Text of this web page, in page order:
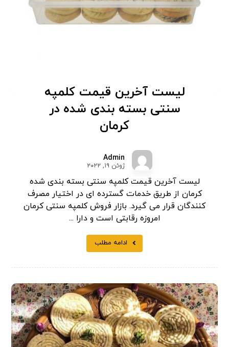
لیست آخرین قیمت کلمپه
سنتی بسته بندی شده در
کرمان
Admin
ژوئن ۱۹, ۲۰۲۲
لیست آخرین قیمت کلمپه سنتی بسته بندی شده
کرمان از طریق خدمات گسترده ای در اختیار مصرف
کنندگان قرار می گیرد. بازار فروش کلمپه سنتی کرمان
امروزه رقابتی است و دارا ...
ادامه مطلب